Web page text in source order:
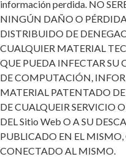
información perdida. NO
NINGÚN DAÑO O
DISTRIBUIDO DE
CUALQUIER MATERIAL
QUE PUEDA INFECTAR SU
DE COMPUTACIÓN,
MATERIAL PATENTADO
DE CUALQUEIR SERVICIO
DEL Sitio Web O A SU
PUBLICADO EN EL
CONECTADO AL MISMO.